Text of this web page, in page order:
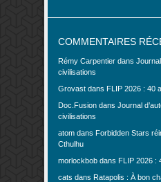
COMMENTAIRES
Rémy Carpentier dans
civilisations
Grovast dans FLIP 2026 : 40
Doc.Fusion dans Journal
civilisations
atom dans Forbidden Stars
Cthulhu
morlockbob dans FLIP 2026 :
cats dans Ratapolis : À bon